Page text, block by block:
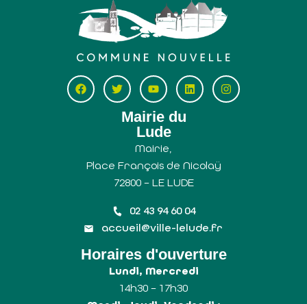
Mairie du
Lude
Mairie,
Place François de Nicolaÿ
72800 – LE LUDE
02 43 94 60 04
accueil@ville-lelude.fr
Horaires d'ouverture
Lundi, Mercredi
14h30 – 17h30